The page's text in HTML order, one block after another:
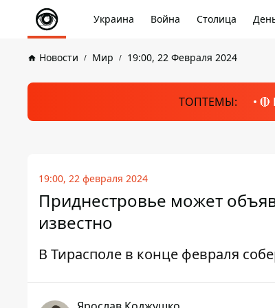
Украина Война Столица
Новости Мир 19:00, 22 Февраля 2024
ТОПТЕМЫ: 🔴
19:00, 22 февраля 2024
Приднестровье может
известно
В Тирасполе в конце февраля